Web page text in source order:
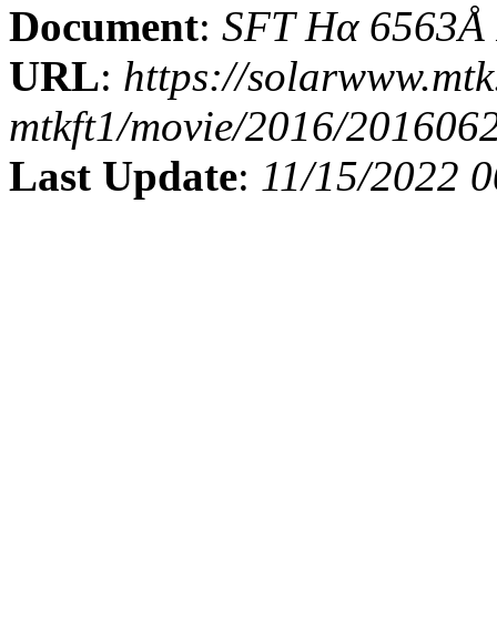
Document: SFT Hα
URL: https://
mtkft1/movie/2016/
Last Update: 11/15/2022